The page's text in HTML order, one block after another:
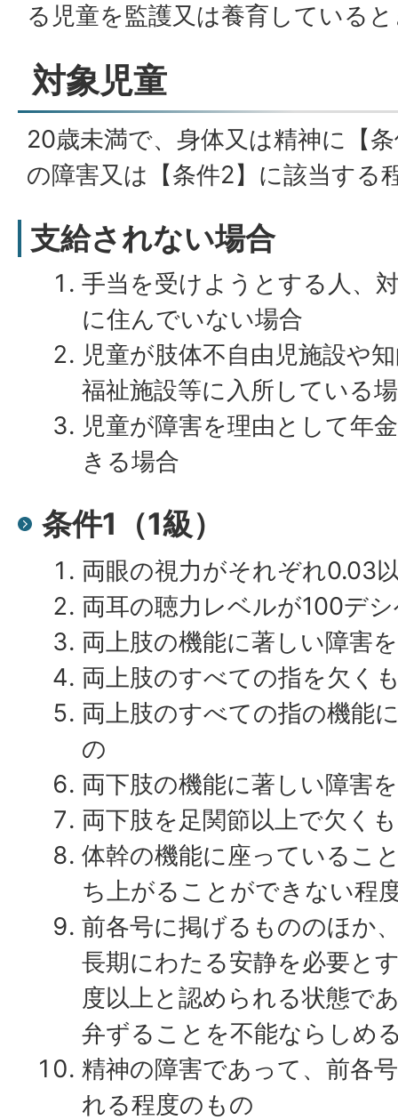
る児童を監護又は養育している
対象児童
20歳未満で、身体又は精神に【
の障害又は【条件2】に該当する
支給されない場合
手当を受けようとする人、
に住んでいない場合
児童が肢体不自由児施設や
福祉施設等に入所している
児童が障害を理由として年
きる場合
条件1（1級）
両眼の視力がそれぞれ0.03
両耳の聴力レベルが100デ
両上肢の機能に著しい障害
両上肢のすべての指を欠く
両上肢のすべての指の機能
の
両下肢の機能に著しい障害
両下肢を足関節以上で欠く
体幹の機能に座っているこ
ち上がることができない程
前各号に掲げるもののほか
長期にわたる安静を必要と
度以上と認められる状態で
弁ずることを不能ならしめ
精神の障害であって、前各
れる程度のもの